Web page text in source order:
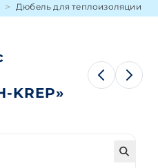
Дюбель для теплоизоляции
KREP»